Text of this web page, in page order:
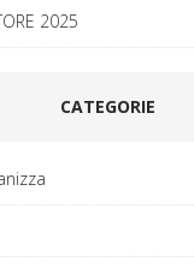
2025
CATEGORIE